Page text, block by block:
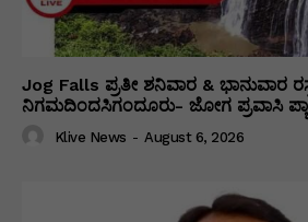
Jog Falls ಪ್ರತೀ ಶನಿವಾರ & ಭಾನುವಾರ
ನಿಗಮದಿಂದಸಿಗಂದೂರು- ಜೋಗ ಪ್ರವಾಸಿ
Klive News - August 6, 2026